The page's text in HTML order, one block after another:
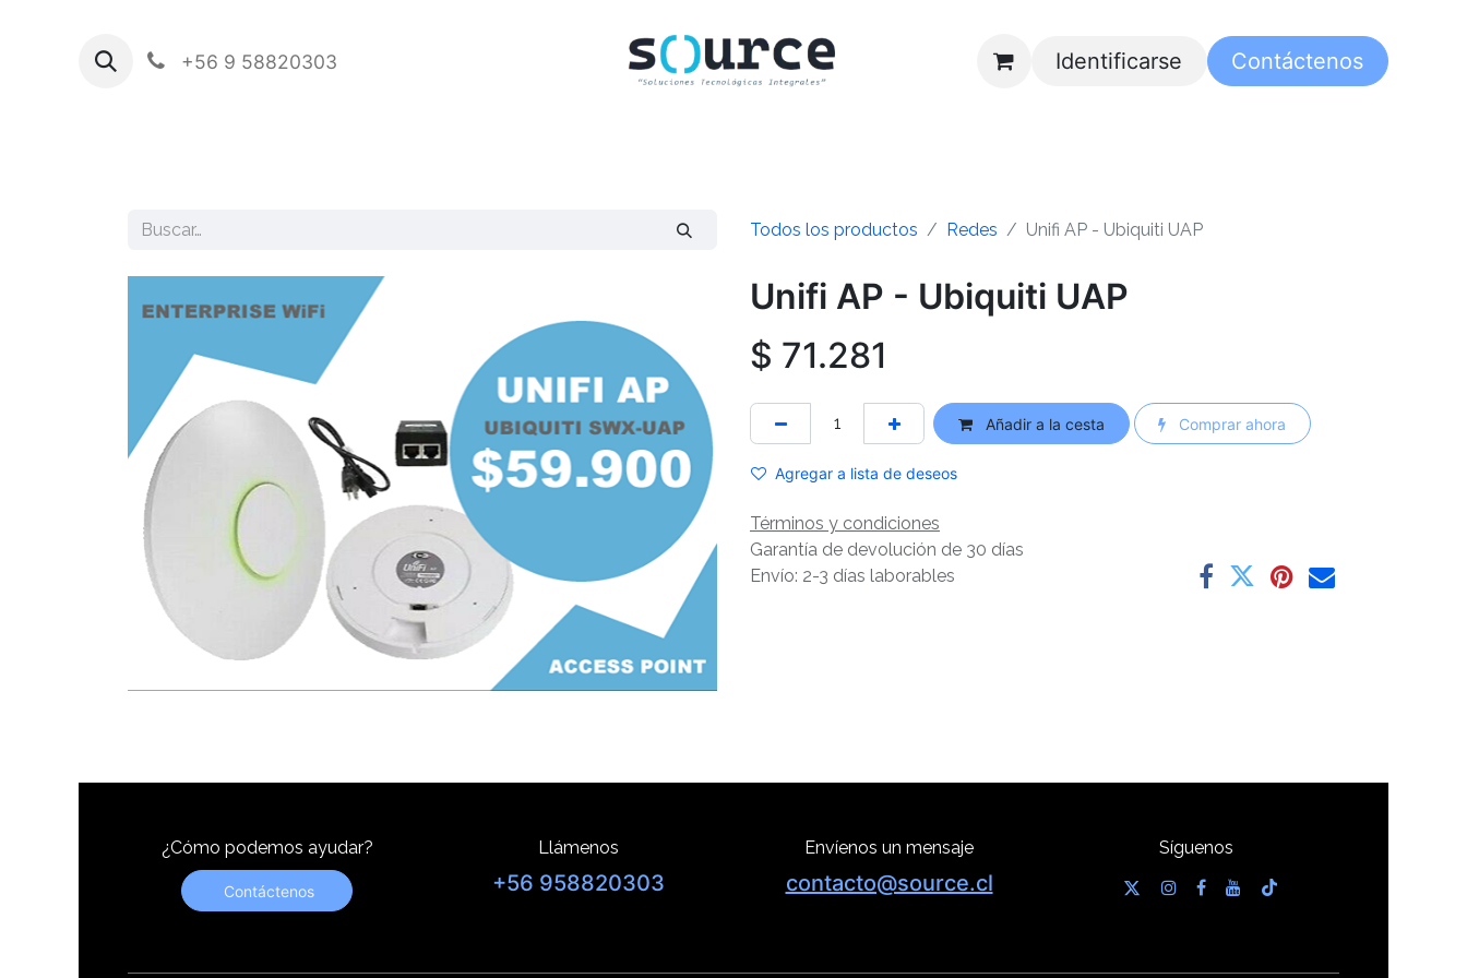
+56 9 58820303 Identificarse Contáctenos
Todos los productos Redes Unifi AP - Ubiquiti UAP
Unifi AP - Ubiquiti UAP
$ 71.281
Añadir a la cesta Comprar ahora
Agregar a lista de deseos
Términos y condiciones
Garantía de devolución de 30 días
Envío: 2-3 días laborables
¿Cómo podemos ayudar?
Contáctenos
Llámenos
+56 958820303
Envíenos un mensaje
contacto@source.cl
Síguenos